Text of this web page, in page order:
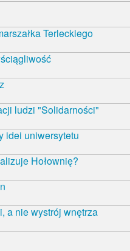
Terleckiego
ludzi "Solidarności"
idei uniwersytetu
Hołownię?
a nie wystrój wnętrza